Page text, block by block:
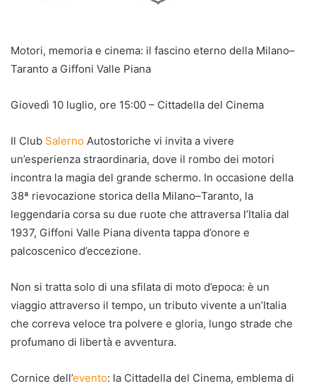
Motori, memoria e cinema: il fascino eterno della Milano–
Taranto a Giffoni Valle Piana
Giovedì 10 luglio, ore 15:00 – Cittadella del Cinema
Il Club Salerno Autostoriche vi invita a vivere
un’esperienza straordinaria, dove il rombo dei motori
incontra la magia del grande schermo. In occasione della
38ª rievocazione storica della Milano–Taranto, la
leggendaria corsa su due ruote che attraversa l’Italia dal
1937, Giffoni Valle Piana diventa tappa d’onore e
palcoscenico d’eccezione.
Non si tratta solo di una sfilata di moto d’epoca: è un
viaggio attraverso il tempo, un tributo vivente a un’Italia
che correva veloce tra polvere e gloria, lungo strade che
profumano di libertà e avventura.
Cornice dell’evento: la Cittadella del Cinema, emblema di